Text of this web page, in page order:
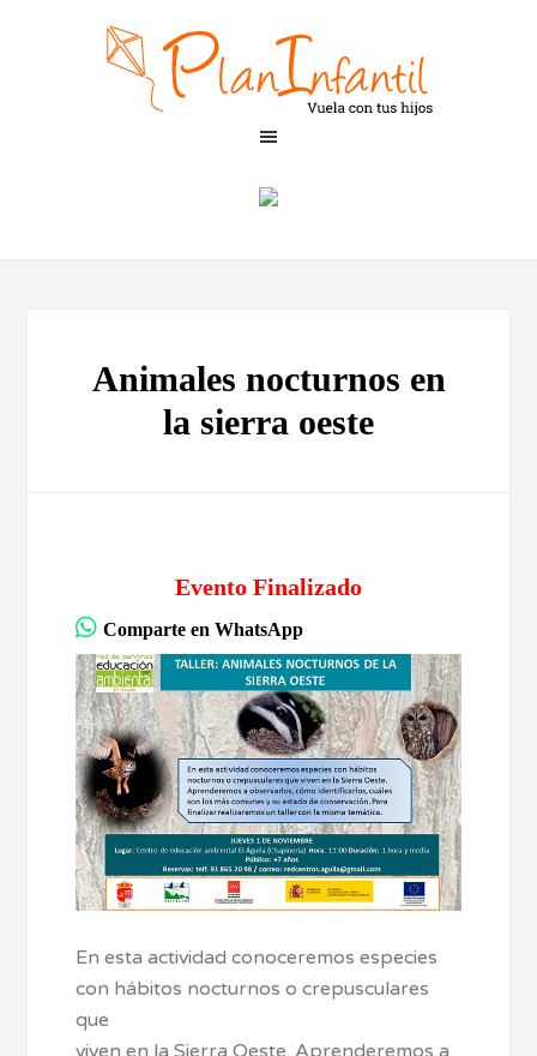
Animales nocturnos en
la sierra oeste
Evento Finalizado
Comparte en WhatsApp
En esta actividad conoceremos especies
con hábitos nocturnos o crepusculares
que